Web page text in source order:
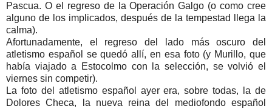
Pascua. O el regreso de la Operación Galgo (o como cree
alguno de los implicados, después de la tempestad llega la
calma).
Afortunadamente, el regreso del lado más oscuro del
atletismo español se quedó allí, en esa foto (y Murillo, que
había viajado a Estocolmo con la selección, se volvió el
viernes sin competir).
La foto del atletismo español ayer era, sobre todas, la de
Dolores Checa, la nueva reina del mediofondo español